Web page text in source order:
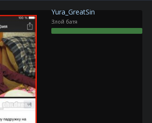
Yura_GreatSin
Злой батя